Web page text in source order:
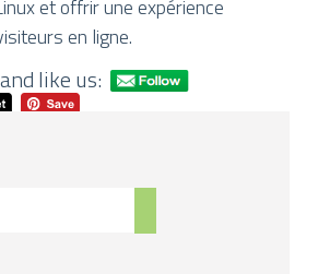
et offrir une expérience
en ligne.
like us: